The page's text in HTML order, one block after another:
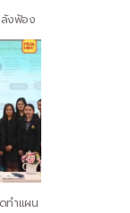
ลังฟ้อง
ทำแผน